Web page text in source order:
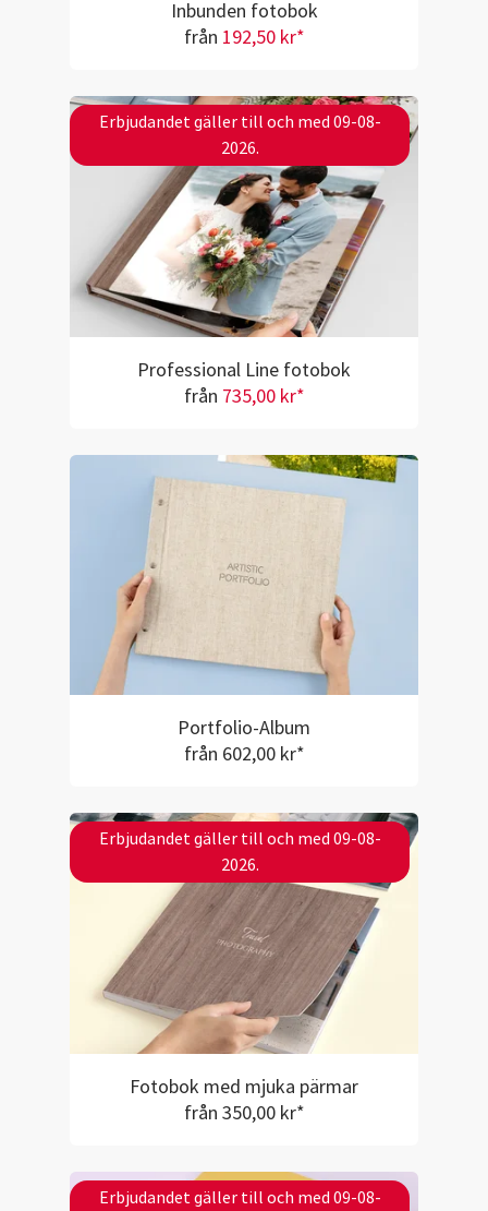
Inbunden fotobok
från 192,50 kr*
Erbjudandet gäller till och med 09-08-
2026.
Professional Line fotobok
från 735,00 kr*
Portfolio-Album
från 602,00 kr*
Erbjudandet gäller till och med 09-08-
2026.
Fotobok med mjuka pärmar
från 350,00 kr*
Erbjudandet gäller till och med 09-08-